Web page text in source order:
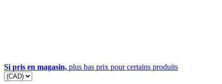
Si pris en magasin, plus bas prix pour certains produits